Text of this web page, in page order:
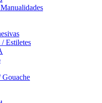
Estiletes
Gouache